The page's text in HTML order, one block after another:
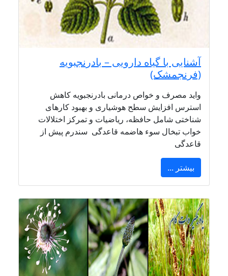
آشنایی با گیاه دارویی – بادرنجبویه
(فرنجمشک)
واید مصرف و خواص درمانی بادرنجبویه کاهش
استرس افزایش سطح هوشیاری و بهبود کارهای
شناختی شامل حافظه، ریاضیات و تمرکز اختلالات
خواب تبخال سوء هاضمه قاعدگی سندرم پیش از
قاعدگی
بیشتر ...